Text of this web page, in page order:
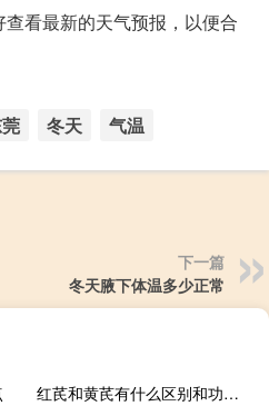
看最新的天气预报，以便合
冬天 气温
下一篇
冬天腋下体温多少正常
红芪和黄芪有什么区别和功效（红芪和黄芪有什么区别）